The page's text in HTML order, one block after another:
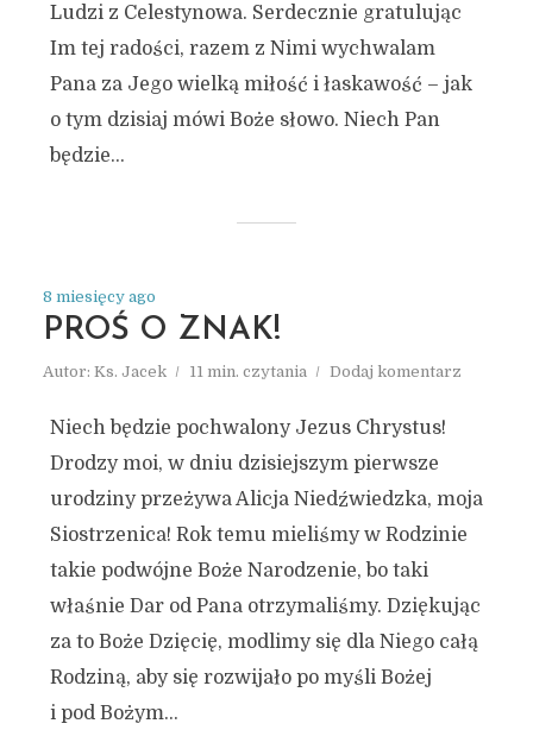
Ludzi z Celestynowa. Serdecznie gratulując
Im tej radości, razem z Nimi wychwalam
Pana za Jego wielką miłość i łaskawość – jak
o tym dzisiaj mówi Boże słowo. Niech Pan
będzie...
8 miesięcy ago
PROŚ O ZNAK!
Autor: Ks. Jacek 11 min. czytania Dodaj komentarz
Niech będzie pochwalony Jezus Chrystus!
Drodzy moi, w dniu dzisiejszym pierwsze
urodziny przeżywa Alicja Niedźwiedzka, moja
Siostrzenica! Rok temu mieliśmy w Rodzinie
takie podwójne Boże Narodzenie, bo taki
właśnie Dar od Pana otrzymaliśmy. Dziękując
za to Boże Dzięcię, modlimy się dla Niego całą
Rodziną, aby się rozwijało po myśli Bożej
i pod Bożym...